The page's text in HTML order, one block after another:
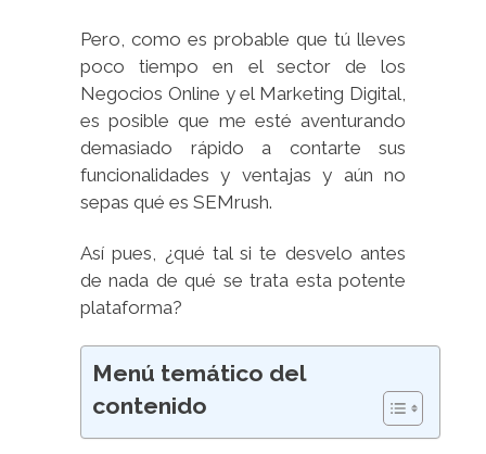
Pero, como es probable que tú lleves
poco tiempo en el sector de los
Negocios Online y el Marketing Digital,
es posible que me esté aventurando
demasiado rápido a contarte sus
funcionalidades y ventajas y aún no
sepas qué es SEMrush.
Así pues, ¿qué tal si te desvelo antes
de nada de qué se trata esta potente
plataforma?
Menú temático del
contenido